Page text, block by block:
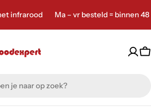
Ma – vr besteld = binnen 48 uur